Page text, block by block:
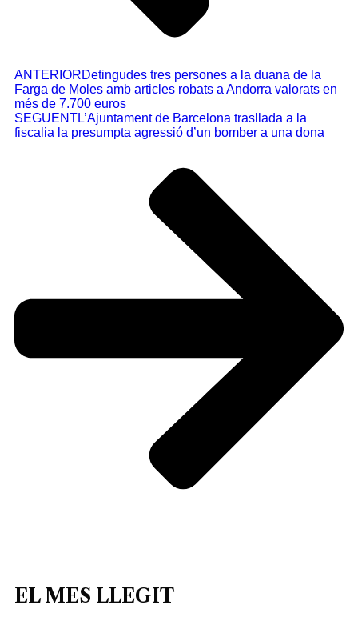
ANTERIORDetingudes tres persones a la duana de la
Farga de Moles amb articles robats a Andorra valorats en
més de 7.700 euros
SEGUENTL’Ajuntament de Barcelona trasllada a la
fiscalia la presumpta agressió d’un bomber a una dona
EL MES LLEGIT